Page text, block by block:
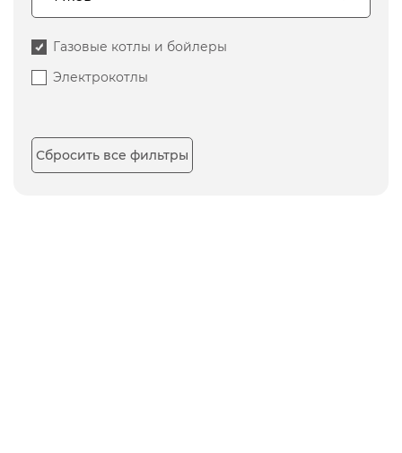
Газовые котлы и бойлеры
Электрокотлы
Сбросить все фильтры